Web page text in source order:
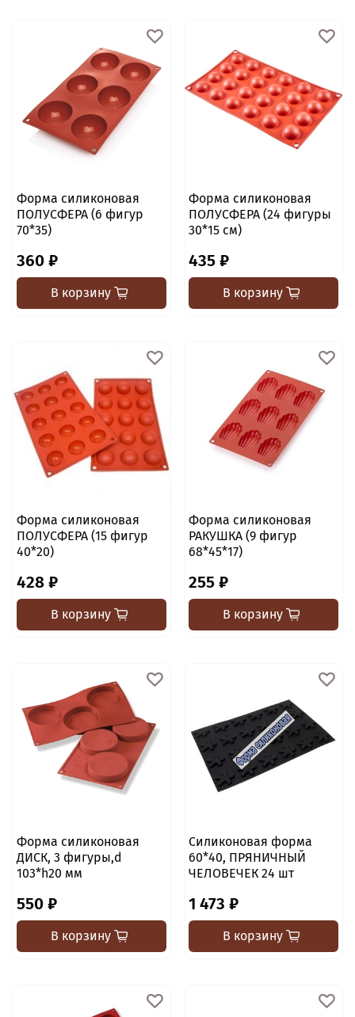
Форма силиконовая
ПОЛУСФЕРА (6 фигур
70*35)
360 ₽
В корзину
Форма силиконовая
ПОЛУСФЕРА (24 фигуры
30*15 см)
435 ₽
В корзину
Форма силиконовая
ПОЛУСФЕРА (15 фигур
40*20)
428 ₽
В корзину
Форма силиконовая
РАКУШКА (9 фигур
68*45*17)
255 ₽
В корзину
Форма силиконовая
ДИСК, 3 фигуры,d
103*h20 мм
550 ₽
В корзину
Силиконовая форма
60*40, ПРЯНИЧНЫЙ
ЧЕЛОВЕЧЕК 24 шт
1 473 ₽
В корзину